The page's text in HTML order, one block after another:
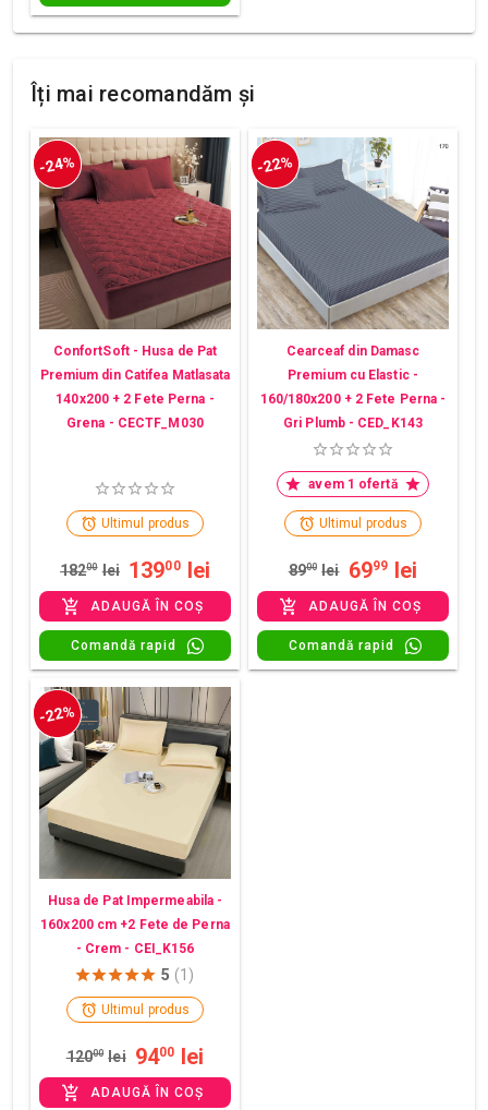
Îți mai recomandăm și
-24%
ConfortSoft - Husa de Pat
Premium din Catifea Matlasata
140x200 + 2 Fete Perna -
Grena - CECTF_M030
Ultimul produs
18200 lei 13900 lei
ADAUGĂ ÎN COȘ
Comandă rapid
-22%
Cearceaf din Damasc
Premium cu Elastic -
160/180x200 + 2 Fete Perna -
Gri Plumb - CED_K143
avem 1 ofertă
Ultimul produs
8900 lei 6999 lei
ADAUGĂ ÎN COȘ
Comandă rapid
-22%
Husa de Pat Impermeabila -
160x200 cm +2 Fete de Perna
- Crem - CEI_K156
5 (1)
Ultimul produs
12000 lei 9400 lei
ADAUGĂ ÎN COȘ